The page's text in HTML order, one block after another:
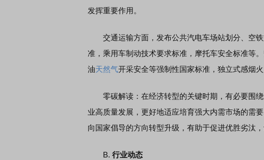
发挥重要作用。
交通运输方面，发布公共汽电车场站划分、空铁
准，乘用车制动技术要求标准，摩托车安全标准等
油天然气开采安全等强制性国家标准，独立式感烟
零碳解读：在经济转型的关键时期，有必要围绕
业高质量发展，更好地适应培育强大内需市场的需
向国家倡导的方向转型升级，有助于促进优胜劣汰
B. 行业动态